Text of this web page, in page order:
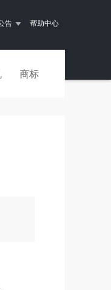
告 帮助中心
商标